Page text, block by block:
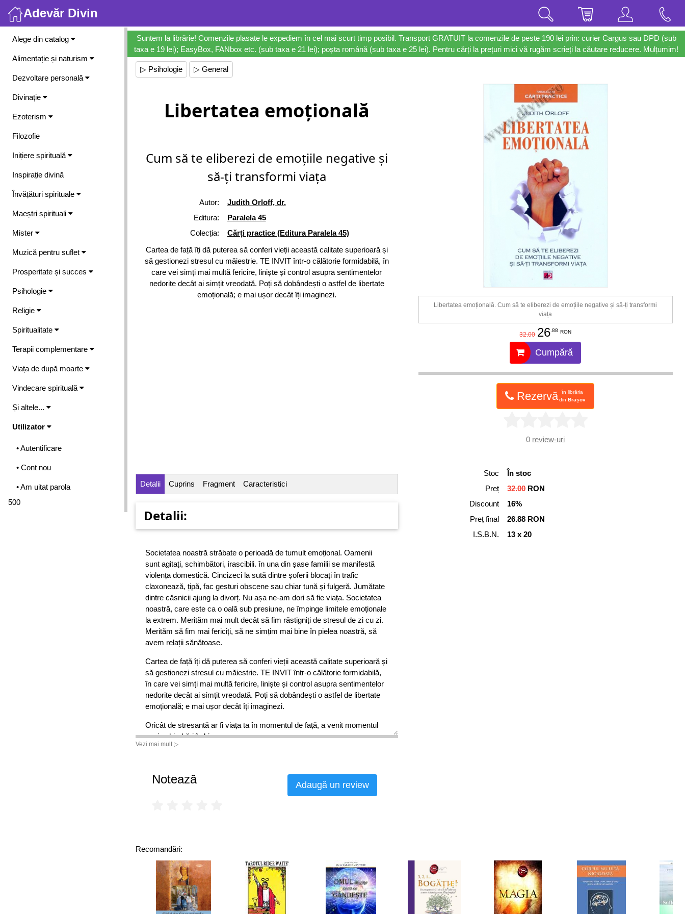
Adevăr Divin
Meniu
Alege din catalog
Alimentație și naturism
Dezvoltare personală
Divinație
Ezoterism
Filozofie
Inițiere spirituală
Inspirație divină
Învățături spirituale
Maeștri spirituali
Mister
Muzică pentru suflet
Prosperitate și succes
Psihologie
Religie
Spiritualitate
Terapii complementare
Viața de după moarte
Vindecare spirituală
Și altele...
Utilizator
• Autentificare
• Cont nou
• Am uitat parola
500
Suntem la librărie! Comenzile plasate le expediem în cel mai scurt timp posibil. Transport GRATUIT la comenzile de peste 190 lei prin: curier Cargus sau DPD (sub
taxa e 19 lei); EasyBox, FANbox etc. (sub taxa e 21 lei); poșta română (sub taxa e 25 lei). Pentru cărți la prețuri mici vă rugăm scrieți la căutare reducere. Mulțumim!
▷ Psihologie ▷ General
Libertatea emoțională
Cum să te eliberezi de emoțiile negative și
să-ți transformi viața
Autor:
Judith Orloff, dr.
Editura:
Paralela 45
Colecția:
Cărți practice (Editura Paralela 45)
Cartea de față îți dă puterea să conferi vieții această calitate superioară și
să gestionezi stresul cu măiestrie. TE INVIT într-o călătorie formidabilă, în
care vei simți mai multă fericire, liniște și control asupra sentimentelor
nedorite decât ai simțit vreodată. Poți să dobândești o astfel de libertate
emoțională; e mai ușor decât îți imaginezi.
Libertatea emoțională. Cum să te eliberezi de emoțiile negative și să-ți transformi
viața
32.00 26 .88 RON
Cumpără
Rezervă
în librăria
dinBrașov
0 review-uri
Detalii Cuprins Fragment Caracteristici
Detalii:
Societatea noastră străbate o perioadă de tumult emoțional. Oamenii
sunt agitați, schimbători, irascibili. în una din șase familii se manifestă
violența domestică. Cincizeci la sută dintre șoferii blocați în trafic
claxonează, țipă, fac gesturi obscene sau chiar tună și fulgeră. Jumătate
dintre căsnicii ajung la divorț. Nu așa ne-am dori să fie viața. Societatea
noastră, care este ca o oală sub presiune, ne împinge limitele emoționale
la extrem. Merităm mai mult decât să fim răstigniți de stresul de zi cu zi.
Merităm să fim mai fericiți, să ne simțim mai bine în pielea noastră, să
avem relații sănătoase.
Cartea de față îți dă puterea să conferi vieții această calitate superioară și
să gestionezi stresul cu măiestrie. TE INVIT într-o călătorie formidabilă,
în care vei simți mai multă fericire, liniște și control asupra sentimentelor
nedorite decât ai simțit vreodată. Poți să dobândești o astfel de libertate
emoțională; e mai ușor decât îți imaginezi.
Oricât de stresantă ar fi viața ta în momentul de față, a venit momentul
unei schimbări în bine.
Vezi mai mult ▷
Stoc
În stoc
Preț
32.00RON
Discount
16%
Preț final
26.88 RON
I.S.B.N.
13 x 20
Notează Adaugă un review
Recomandări: